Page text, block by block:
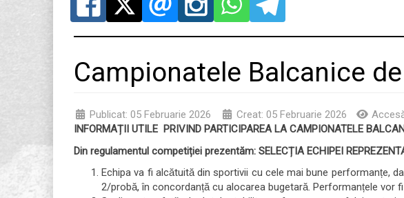
Campionatele Balcanice
Publicat: 05 Februarie 2026 Creat: 05 Februarie 2026
INFORMAȚII UTILE PRIVIND PARTICIPAREA LA CAMPIONATELE
Din regulamentul competiției prezentăm: SELECȚIA ECHIPEI
Echipa va fi alcătuită din sportivii cu cele mai bune performanțe,
2/probă, în concordanță cu alocarea bugetară. Performanțele vor